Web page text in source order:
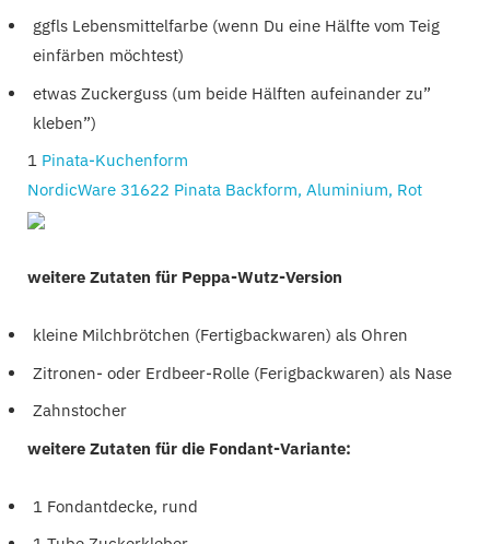
​ggfls Lebensmittelfarbe (wenn Du eine Hälfte vom Teig
einfärben möchtest)
etwas Zuckerguss (um beide Hälften aufeinander zu”
kleben”)
1 Pinata-Kuchenform
NordicWare 31622 Pinata Backform, Aluminium, Rot
weitere Zutaten für Peppa-Wutz-Version
kleine Milchbrötchen (Fertigbackwaren) als Ohren
Zitronen- oder Erdbeer-Rolle (Ferigbackwaren) als Nase
Zahnstocher
weitere Zutaten für die Fondant-Variante:
1 Fondantdecke, rund